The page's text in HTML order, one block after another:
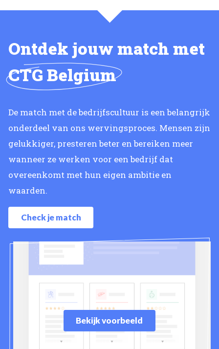
Ontdek jouw match met
CTG Belgium
De match met de bedrijfscultuur is een belangrijk
onderdeel van ons wervingsproces. Mensen zijn
gelukkiger, presteren beter en bereiken meer
wanneer ze werken voor een bedrijf dat
overeenkomt met hun eigen ambitie en
waarden.
Check je match
Bekijk voorbeeld